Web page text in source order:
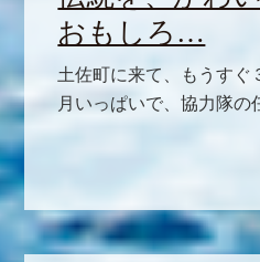
おもしろ…
土佐町に来て、もうす
月いっぱいで、協力隊の